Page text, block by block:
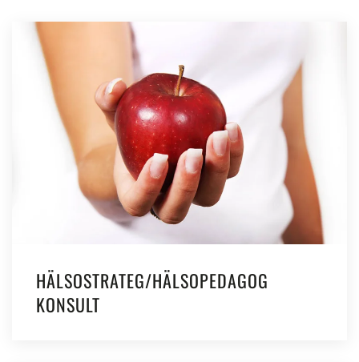
HÄLSOSTRATEG/HÄLSOPEDAGOG
KONSULT